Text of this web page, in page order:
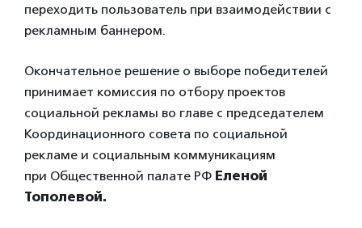
переходить пользователь при взаимодействии с
рекламным баннером.
Окончательное решение о выборе победителей
принимает комиссия по отбору проектов
социальной рекламы во главе с председателем
Координационного совета по социальной
рекламе и социальным коммуникациям
при Общественной палате РФ Еленой
Тополевой.